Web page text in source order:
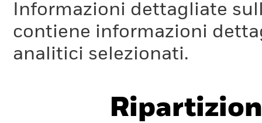
Informazioni dettagliate
contiene informazioni
analitici selezionati.